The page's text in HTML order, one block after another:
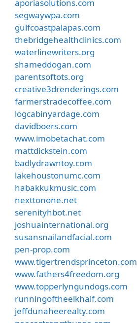
aporiasolutions.com
segwaywpa.com
gulfcoastpalapas.com
thebridgehealthclinics.com
waterlinewriters.org
shameddogan.com
parentsoftots.org
creative3drenderings.com
farmerstradecoffee.com
logcabinyardage.com
davidboers.com
www.imobetachat.com
mattdickstein.com
badlydrawntoy.com
lakehoustonumc.com
habakkukmusic.com
nexttonone.net
serenityhbot.net
joshuainternational.org
susansnailandfacial.com
pen-prop.com
www.tigertrendsprinceton.com
www.fathers4freedom.org
www.topperlyngundogs.com
runningoftheelkhalf.com
jeffdunaheerealty.com